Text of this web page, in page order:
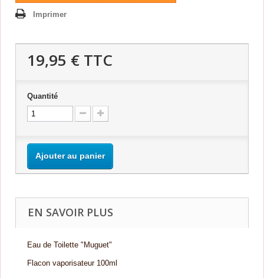
Imprimer
19,95 € TTC
Quantité
Ajouter au panier
EN SAVOIR PLUS
Eau de Toilette "Muguet"
Flacon vaporisateur 100ml